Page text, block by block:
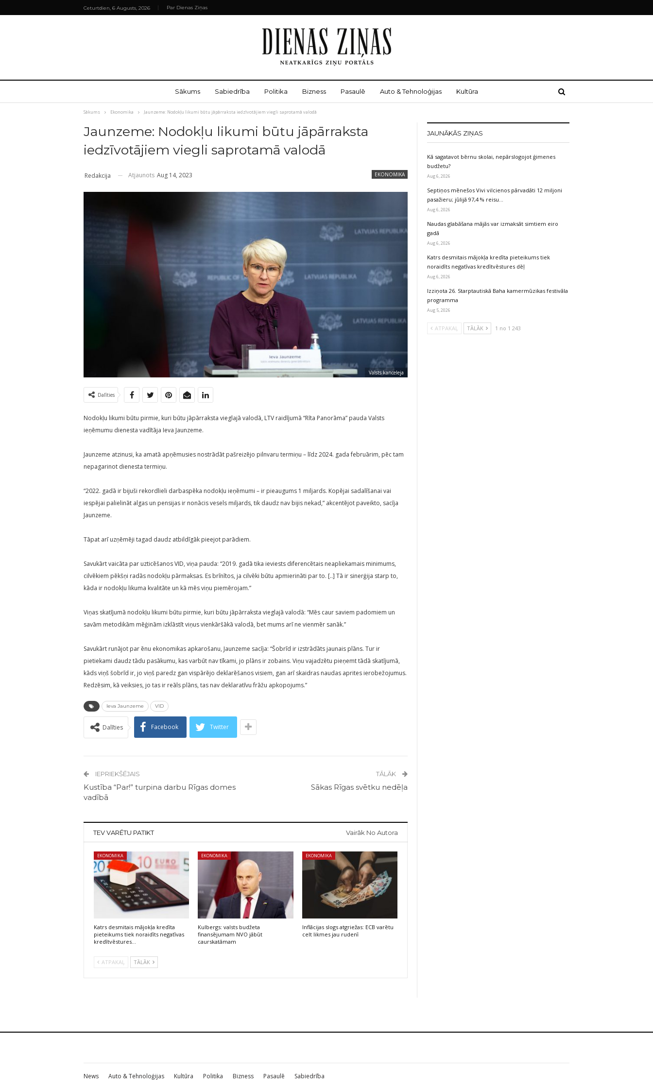
Ceturtdien, 6 Augusts, 2026 Par Dienas Ziņas
Sākums Sabiedrība Politika Bizness Pasaulē Auto & Tehnoloģijas Kultūra
Sākums Ekonomika Jaunzeme: Nodokļu likumi būtu jāpārraksta iedzīvotājiem viegli saprotamā valodā
Jaunzeme: Nodokļu likumi būtu jāpārraksta
iedzīvotājiem viegli saprotamā valodā
EKONOMIKA
Redakcija Atjaunots Aug 14, 2023
Valsts kanceleja
Dalīties
Nodokļu likumi būtu pirmie, kuri būtu jāpārraksta vieglajā valodā, LTV raidījumā “Rīta Panorāma” pauda Valsts
ieņēmumu dienesta vadītāja Ieva Jaunzeme.
Jaunzeme atzinusi, ka amatā apņēmusies nostrādāt pašreizējo pilnvaru termiņu – līdz 2024. gada februārim, pēc tam
nepagarinot dienesta termiņu.
“2022. gadā ir bijuši rekordlieli darbaspēka nodokļu ieņēmumi – ir pieaugums 1 miljards. Kopējai sadalīšanai vai
iespējai palielināt algas un pensijas ir nonācis vesels miljards, tik daudz nav bijis nekad,” akcentējot paveikto, sacīja
Jaunzeme.
Tāpat arī uzņēmēji tagad daudz atbildīgāk pieejot parādiem.
Savukārt vaicāta par uzticēšanos VID, viņa pauda: “2019. gadā tika ieviests diferencētais neapliekamais minimums,
cilvēkiem pēkšņi radās nodokļu pārmaksas. Es brīnītos, ja cilvēki būtu apmierināti par to. [..] Tā ir sinerģija starp to,
kāda ir nodokļu likuma kvalitāte un kā mēs viņu piemērojam.”
Viņas skatījumā nodokļu likumi būtu pirmie, kuri būtu jāpārraksta vieglajā valodā: “Mēs caur saviem padomiem un
savām metodikām mēģinām izklāstīt viņus vienkāršākā valodā, bet mums arī ne vienmēr sanāk.”
Savukārt runājot par ēnu ekonomikas apkarošanu, Jaunzeme sacīja: “Šobrīd ir izstrādāts jaunais plāns. Tur ir
pietiekami daudz tādu pasākumu, kas varbūt nav tīkami, jo plāns ir zobains. Viņu vajadzētu pieņemt tādā skatījumā,
kāds viņš šobrīd ir, jo viņš paredz gan vispārējo deklarēšanos visiem, gan arī skaidras naudas aprites ierobežojumus.
Redzēsim, kā veiksies, jo tas ir reāls plāns, tas nav deklaratīvu frāžu apkopojums.”
Ieva Jaunzeme VID
Dalīties Facebook Twitter
IEPRIEKŠĒJAIS
Kustība “Par!” turpina darbu Rīgas domes
vadībā
TĀLĀK
Sākas Rīgas svētku nedēļa
TEV VARĒTU PATIKT Vairāk No Autora
EKONOMIKA
Katrs desmitais mājokļa kredīta
pieteikums tiek noraidīts negatīvas
kredītvēstures…
EKONOMIKA
Kulbergs: valsts budžeta
finansējumam NVO jābūt
caurskatāmam
EKONOMIKA
Inflācijas slogs atgriežas: ECB varētu
celt likmes jau rudenī
ATPAKAĻ TĀLĀK
JAUNĀKĀS ZIŅAS
Kā sagatavot bērnu skolai, nepārslogojot ģimenes
budžetu?
Aug 6, 2026
Septiņos mēnešos Vivi vilcienos pārvadāti 12 miljoni
pasažieru; jūlijā 97,4 % reisu…
Aug 6, 2026
Naudas glabāšana mājās var izmaksāt simtiem eiro
gadā
Aug 6, 2026
Katrs desmitais mājokļa kredīta pieteikums tiek
noraidīts negatīvas kredītvēstures dēļ
Aug 6, 2026
Izziņota 26. Starptautiskā Baha kamermūzikas festivāla
programma
Aug 5, 2026
ATPAKAĻ TĀLĀK 1 no 1 243
News Auto & Tehnoloģijas Kultūra Politika Bizness Pasaulē Sabiedrība